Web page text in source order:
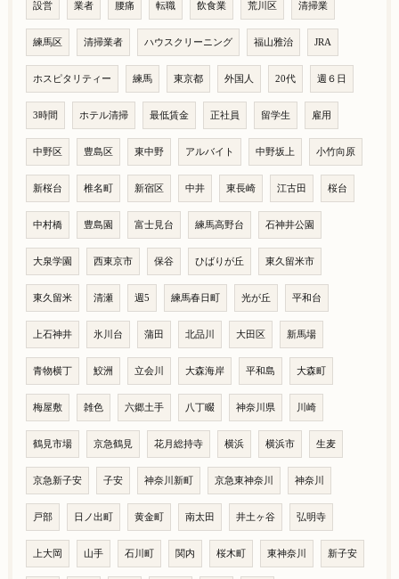
設営 業者 腰痛 転職 飲食業 荒川区 清掃業
練馬区 清掃業者 ハウスクリーニング 福山雅治 JRA
ホスピタリティー 練馬 東京都 外国人 20代 週６日
3時間 ホテル清掃 最低賃金 正社員 留学生 雇用
中野区 豊島区 東中野 アルバイト 中野坂上 小竹向原
新桜台 椎名町 新宿区 中井 東長崎 江古田 桜台
中村橋 豊島園 富士見台 練馬高野台 石神井公園
大泉学園 西東京市 保谷 ひばりが丘 東久留米市
東久留米 清瀬 週5 練馬春日町 光が丘 平和台
上石神井 氷川台 蒲田 北品川 大田区 新馬場
青物横丁 鮫洲 立会川 大森海岸 平和島 大森町
梅屋敷 雑色 六郷土手 八丁畷 神奈川県 川崎
鶴見市場 京急鶴見 花月総持寺 横浜 横浜市 生麦
京急新子安 子安 神奈川新町 京急東神奈川 神奈川
戸部 日ノ出町 黄金町 南太田 井土ヶ谷 弘明寺
上大岡 山手 石川町 関内 桜木町 東神奈川 新子安